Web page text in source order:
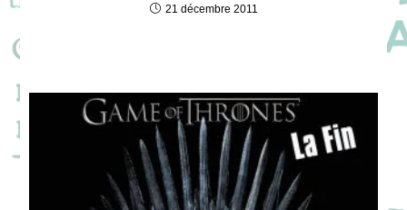
21 décembre 2011